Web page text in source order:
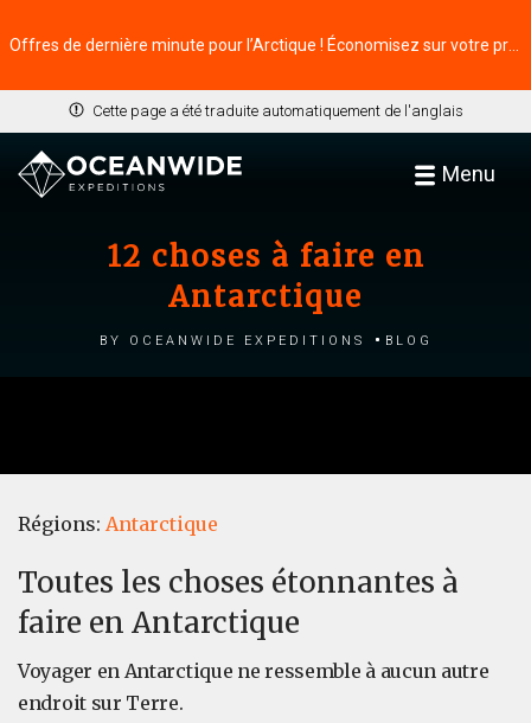
Cette page a été traduite automatiquement de l'anglais
Menu
12 choses à faire en
Antarctique
by Oceanwide Expeditions Blog
Régions: Antarctique
Toutes les choses étonnantes à
faire en Antarctique
Voyager en Antarctique ne ressemble à aucun autre
endroit sur Terre.